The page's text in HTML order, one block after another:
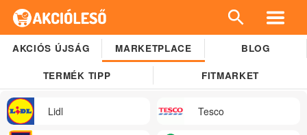
AKCIÓS ÚJSÁG MARKETPLACE BLOG
TERMÉK TIPP FITMARKET
Lidl Tesco